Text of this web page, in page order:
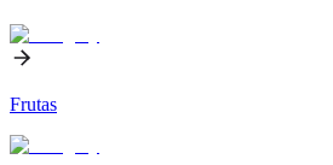
Frutas